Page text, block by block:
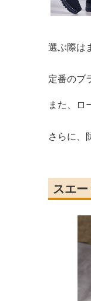
選ぶ際は
定番のブ
また、ロ
さらに、
スエ